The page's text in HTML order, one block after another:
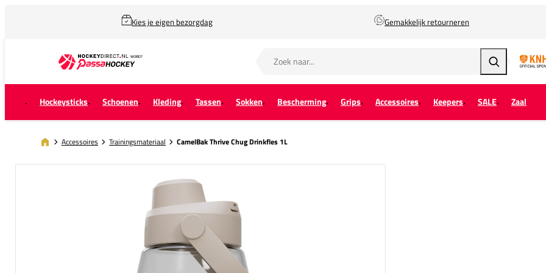
Kies je eigen bezorgdag Gemakkelijk retourneren
Zoeken
Hockeysticks Schoenen Kleding Tassen Sokken Bescherming Grips Accessoires Keepers SALE Zaal
Accessoires Trainingsmateriaal CamelBak Thrive Chug Drinkfles 1L